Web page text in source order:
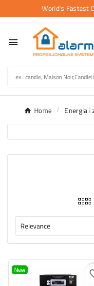
World's Fastest

Home Energia i
Relevance
New